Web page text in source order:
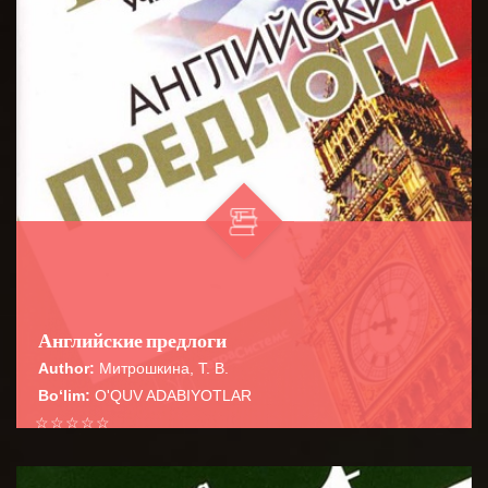
Английские предлоги
Author: Митрошкина, Т. В.
Bo‘lim: O'QUV ADABIYOTLAR
☆
☆
☆
☆
☆
Справочник содержит сведения о наиболее